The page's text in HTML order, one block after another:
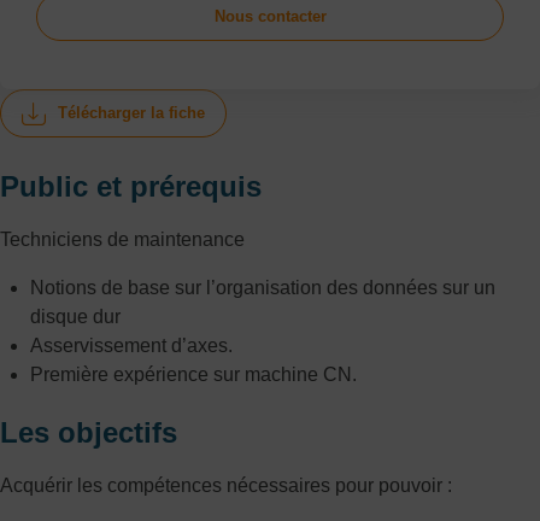
Télécharger la fiche
Public et prérequis
Techniciens de maintenance
Notions de base sur l’organisation des données sur un
disque dur
Asservissement d’axes.
Première expérience sur machine CN.
Les objectifs
Acquérir les compétences nécessaires pour pouvoir :
Nous contacter